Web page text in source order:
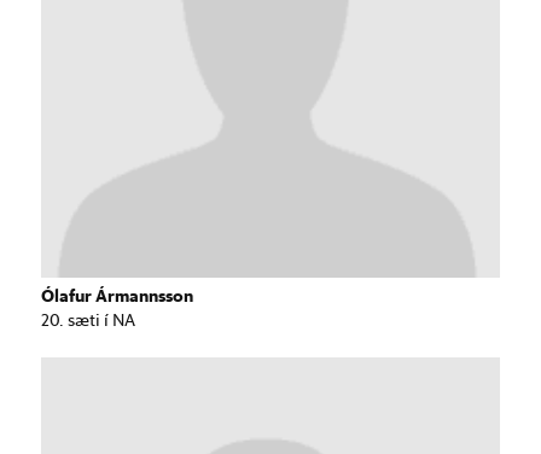
Ólafur Ármannsson
20. sæti í NA